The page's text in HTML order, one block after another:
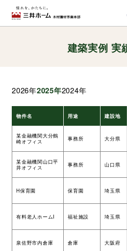
お問い合わせ
建築実例
取扱商品
環境・社会
建築実例 実
2026年2025年2024年
物件名 用途 建設地
某金融機関大分鶴
崎オフィス
事務所 大分県
某金融機関山口平
井オフィス
事務所 山口県
H保育園 保育園 埼玉県
有料老人ホームI 福祉施設 埼玉県
泉佐野市内倉庫 倉庫 大阪府